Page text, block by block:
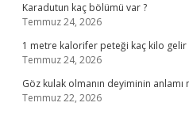
Karadutun kaç bölümü var ?
Temmuz 24, 2026
1 metre kalorifer peteği kaç kilo gelir
Temmuz 24, 2026
Göz kulak olmanın deyiminin anlamı
Temmuz 22, 2026